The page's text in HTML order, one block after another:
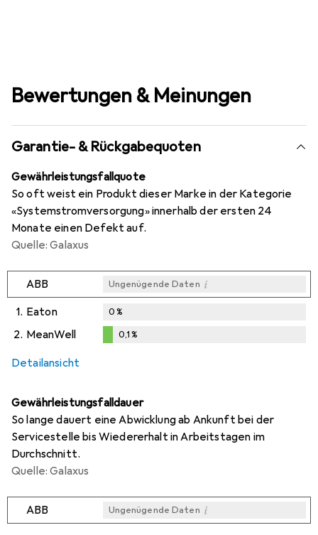
Bewertungen & Meinungen
Garantie- & Rückgabequoten
Gewährleistungsfallquote
So oft weist ein Produkt dieser Marke in der Kategorie
«Systemstromversorgung» innerhalb der ersten 24
Monate einen Defekt auf.
Quelle: Galaxus
ABB Ungenügende Daten i
1. Eaton 0%
2. MeanWell 0,1%
Detailansicht
Gewährleistungsfalldauer
So lange dauert eine Abwicklung ab Ankunft bei der
Servicestelle bis Wiedererhalt in Arbeitstagen im
Durchschnitt.
Quelle: Galaxus
ABB Ungenügende Daten i